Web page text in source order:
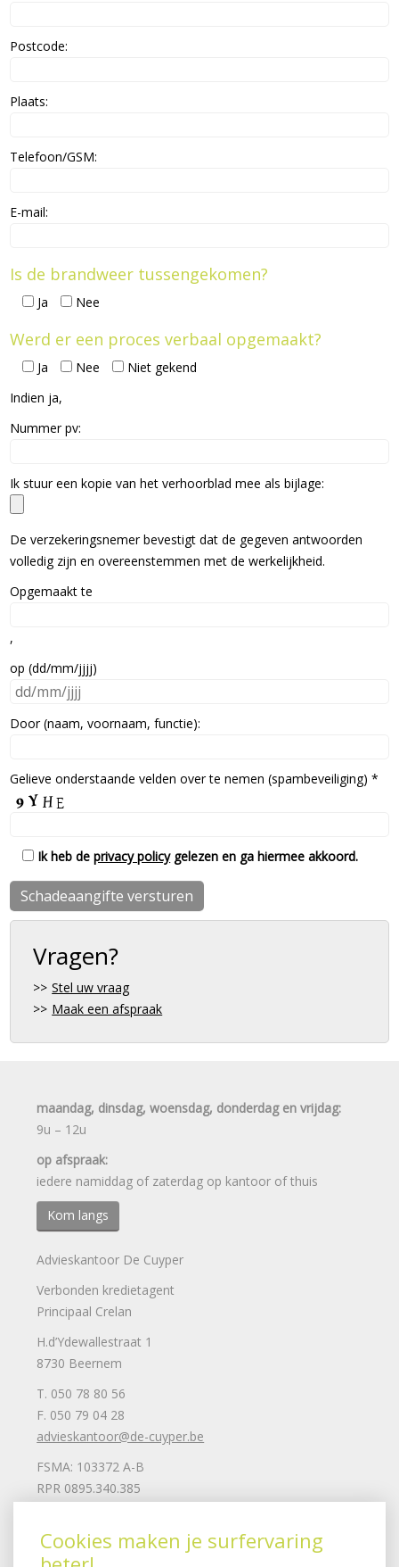
Postcode:
Plaats:
Telefoon/GSM:
E-mail:
Is de brandweer tussengekomen?
Ja Nee
Werd er een proces verbaal opgemaakt?
Ja Nee
Niet gekend
Indien ja,
Nummer pv:
Ik stuur een kopie van het verhoorblad mee als bijlage:
De verzekeringsnemer bevestigt dat de gegeven antwoorden
volledig zijn en overeenstemmen met de werkelijkheid.
Opgemaakt te
,
op (dd/mm/jjjj)
Door (naam, voornaam, functie):
Gelieve onderstaande velden over te nemen (spambeveiliging) *
Ik heb deprivacy policygelezen en ga hiermee akkoord.
Vragen?
Stel uw vraag
Maak een afspraak
maandag, dinsdag, woensdag, donderdag en vrijdag:
9u – 12u
op afspraak:
iedere namiddag of zaterdag op kantoor of thuis
Kom langs
Advieskantoor De Cuyper
Verbonden kredietagent
Principaal Crelan
H.d’Ydewallestraat 1
8730 Beernem
T. 050 78 80 56
F. 050 79 04 28
advieskantoor@de-cuyper.be
FSMA: 103372 A-B
RPR 0895.340.385
Cookies maken je surfervaring